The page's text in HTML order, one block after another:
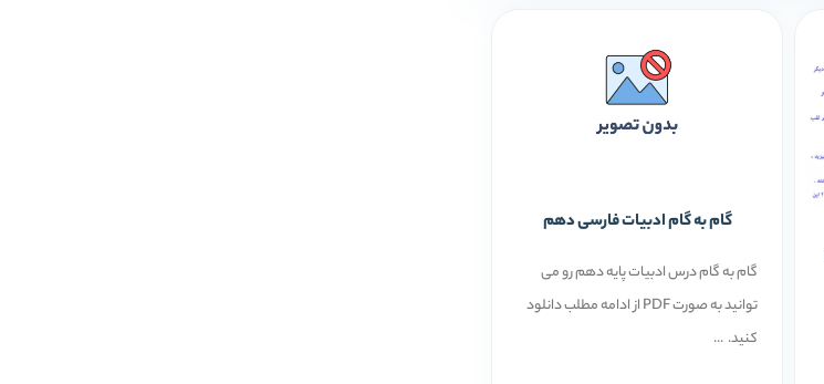
گام به گام ادبیات فارسی دهم
گام به گام درس ادبیات پایه دهم رو می
توانید به صورت PDF از ادامه مطلب دانلود
کنید. ...